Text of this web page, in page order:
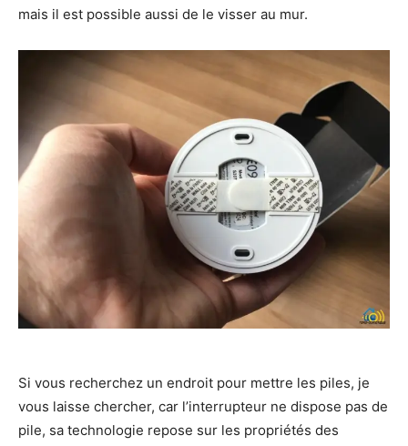
mais il est possible aussi de le visser au mur.
Si vous recherchez un endroit pour mettre les piles, je
vous laisse chercher, car l’interrupteur ne dispose pas de
pile, sa technologie repose sur les propriétés des